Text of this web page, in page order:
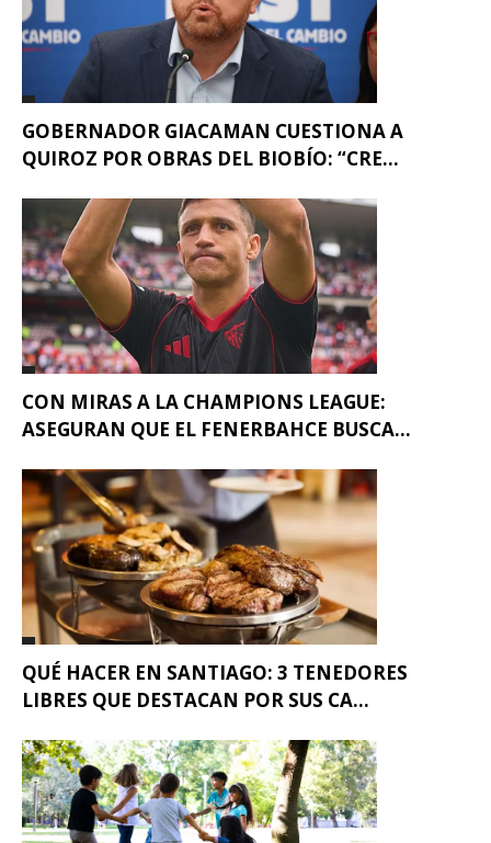
GOBERNADOR GIACAMAN CUESTIONA A
QUIROZ POR OBRAS DEL BIOBÍO: “CRE...
CON MIRAS A LA CHAMPIONS LEAGUE:
ASEGURAN QUE EL FENERBAHCE BUSCA...
QUÉ HACER EN SANTIAGO: 3 TENEDORES
LIBRES QUE DESTACAN POR SUS CA...